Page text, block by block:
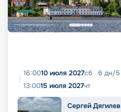
16:0010 июля 2027сб 6 дн/5
13:0015 июля 2027чт
Сергей Дягилев